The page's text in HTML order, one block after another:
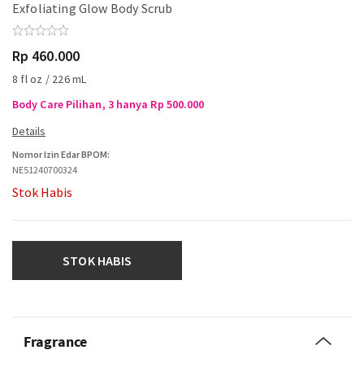
Exfoliating Glow Body Scrub
Rp 460.000
8 fl oz / 226 mL
Body Care Pilihan, 3 hanya Rp 500.000
Nomor Izin Edar BPOM:
NE51240700324
Stok Habis
STOK HABIS
Fragrance